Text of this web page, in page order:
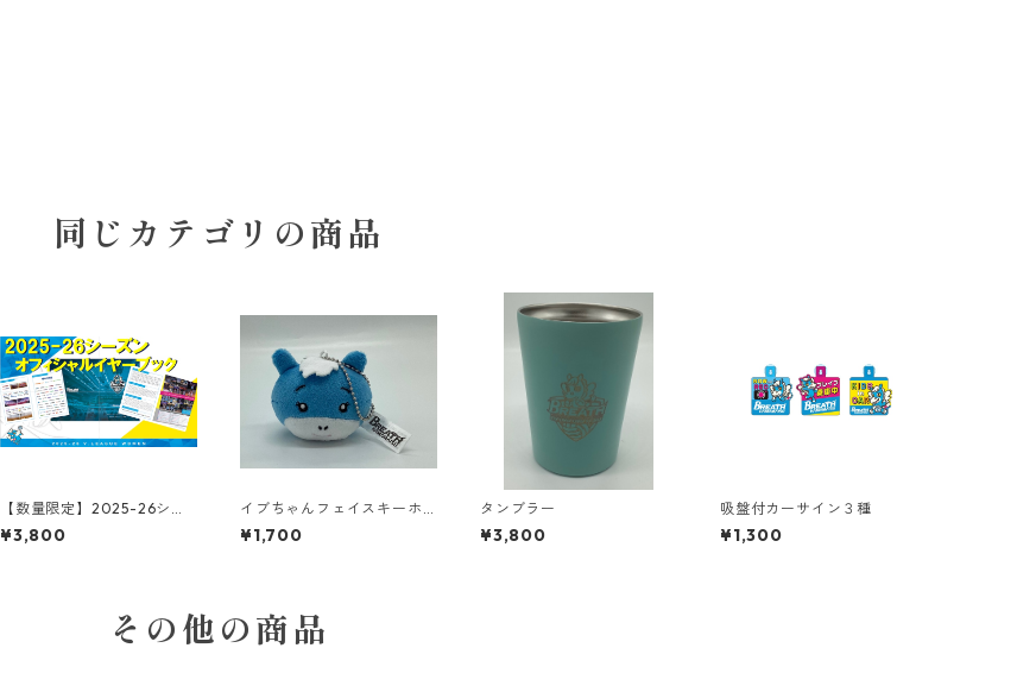
同じカテゴリの商品
【数量限定】2025-26シー
ズン オフィシャルイヤーブ
ック
¥3,800
イブちゃんフェイスキーホ
ルダー
¥1,700
タンブラー
¥3,800
吸盤付カーサイン３種
¥1,300
その他の商品